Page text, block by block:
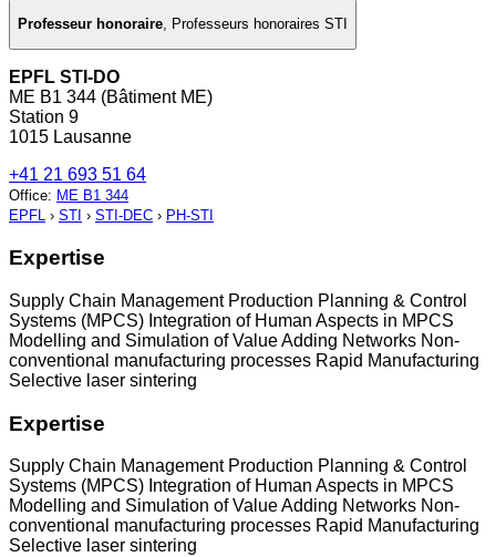
Professeur honoraire, Professeurs honoraires STI
EPFL STI-DO
ME B1 344 (Bâtiment ME)
Station 9
1015 Lausanne
+41 21 693 51 64
Office: ME B1 344
EPFL › STI › STI-DEC › PH-STI
Expertise
Supply Chain Management Production Planning & Control
Systems (MPCS) Integration of Human Aspects in MPCS
Modelling and Simulation of Value Adding Networks Non-
conventional manufacturing processes Rapid Manufacturing
Selective laser sintering
Expertise
Supply Chain Management Production Planning & Control
Systems (MPCS) Integration of Human Aspects in MPCS
Modelling and Simulation of Value Adding Networks Non-
conventional manufacturing processes Rapid Manufacturing
Selective laser sintering